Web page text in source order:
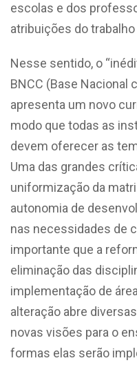
escolas e dos
atribuições do
Nesse sentido, o
BNCC (Base Nacional
apresenta um novo
modo que todas as
devem oferecer as
Uma das grandes
uniformização da
autonomia de
nas necessidades de
importante que a
eliminação das
implementação de
alteração abre
novas visões para o
formas elas serão